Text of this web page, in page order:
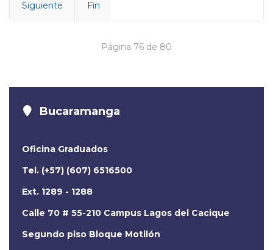
Siguiente Fin
Página 76 de 80
Bucaramanga
Oficina Graduados
Tel. (+57) (607) 6516500
Ext. 1289 - 1288
Calle 70 # 55-210 Campus Lagos del Cacique
Segundo piso Bloque Motilón